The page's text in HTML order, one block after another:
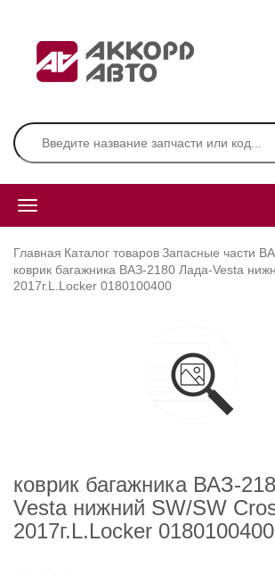
Главная Каталог товаровЗапасные части
коврик багажника ВАЗ-2180 Лада-Vesta
2017г.L.Locker 0180100400
коврик багажника ВАЗ-
Vesta нижний SW/SW
2017г.L.Locker 0180100400